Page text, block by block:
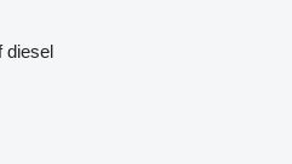
diesel